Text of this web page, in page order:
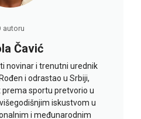
autoru
Čavić
novinar i trenutni urednik
i odrastao u Srbiji,
prema sportu pretvorio u
iskustvom u
i međunarodnim